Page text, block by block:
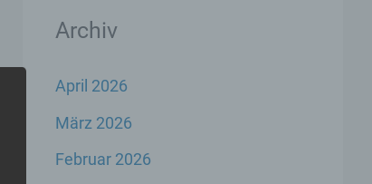
Archiv
April 2026
März 2026
Februar 2026